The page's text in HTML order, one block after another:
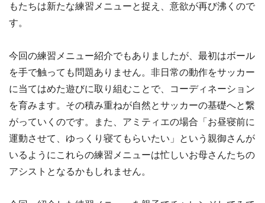
もたちは新たな練習メニューと捉え、意欲が再び沸くので
す。
今回の練習メニュー紹介でもありましたが、最初はボール
を手で触っても問題ありません。非日常の動作をサッカー
に当てはめた遊びに取り組むことで、コーディネーション
を育みます。その積み重ねが自然とサッカーの基礎へと繋
がっていくのです。また、アミティエの場合「お昼寝前に
運動させて、ゆっくり寝てもらいたい」という親御さんが
いるようにこれらの練習メニューは忙しいお母さんたちの
アシストとなるかもしれません。